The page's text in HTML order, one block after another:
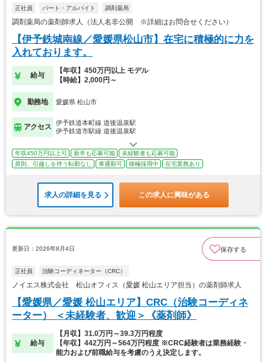
正社員 パート・アルバイト 調剤薬局
調剤薬局の薬剤師求人（法人名非公開 ※詳細はお問合せください）
【伊予鉄城南線／愛媛県松山市】在宅に積極的に力を
入れております。
給与
【年収】450万円以上 モデル
【時給】2,000円～
勤務地 愛媛県 松山市
アクセス
伊予鉄道本町線 道後温泉駅
伊予鉄道市駅線 道後温泉駅
年収450万円以上可 新卒も応募可能
未経験者も応募可能
原則、引越しを伴う転勤なし
車通勤可 積極採用中 在宅業務あり
求人の詳細を見る この求人に興味がある
更新日：2026年8月4日 保存する
正社員 治験コーディネーター（CRC）
ノイエス株式会社 松山オフィス（愛媛 松山エリア担当）の薬剤師求人
【愛媛県／愛媛 松山エリア】CRC（治験コーディネ
ーター） ＜未経験者、歓迎＞《薬剤師》
給与
【月収】31.0万円～39.3万円程度
【年収】442万円～564万円程度 ※CRC経験者は業務経験・
能力および前職給与を考慮のうえ決定します。